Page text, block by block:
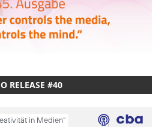
RELEASE #40